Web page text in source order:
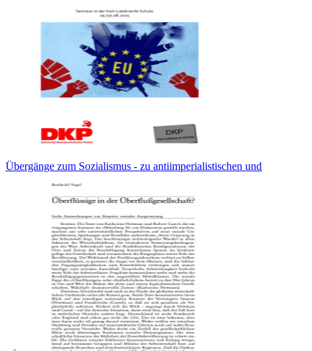
Übergänge zum Sozialismus - zu antiimperialistischen und